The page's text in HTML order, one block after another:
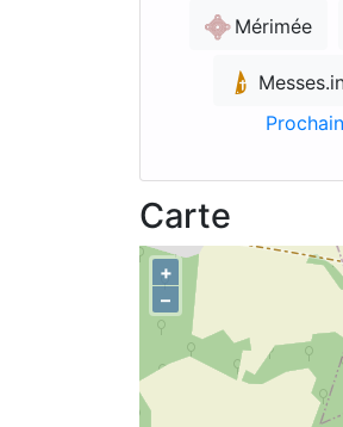
Mérimée
Carte
+
–